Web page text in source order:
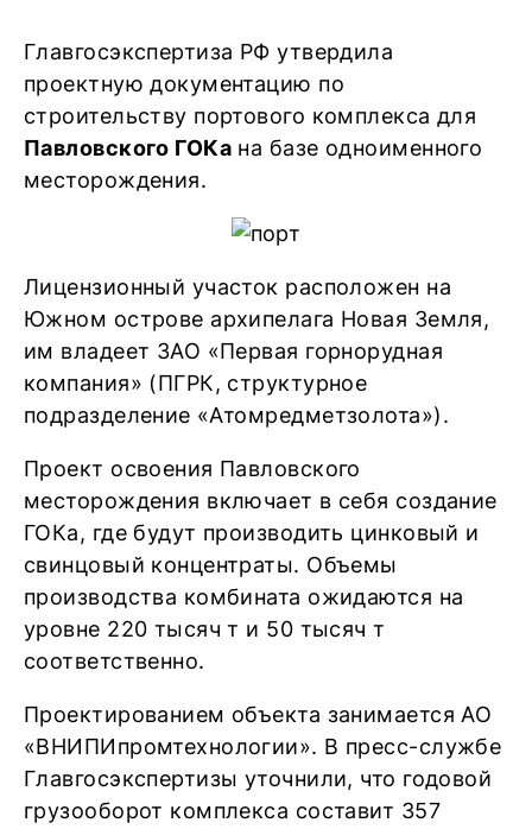
Главгосэкспертиза РФ утвердила
проектную документацию по
строительству портового комплекса для
Павловского ГОКа на базе одноименного
месторождения.
Лицензионный участок расположен на
Южном острове архипелага Новая Земля,
им владеет ЗАО «Первая горнорудная
компания» (ПГРК, структурное
подразделение «Атомредметзолота»).
Проект освоения Павловского
месторождения включает в себя создание
ГОКа, где будут производить цинковый и
свинцовый концентраты. Объемы
производства комбината ожидаются на
уровне 220 тысяч т и 50 тысяч т
соответственно.
Проектированием объекта занимается АО
«ВНИПИпромтехнологии». В пресс-службе
Главгосэкспертизы уточнили, что годовой
грузооборот комплекса составит 357